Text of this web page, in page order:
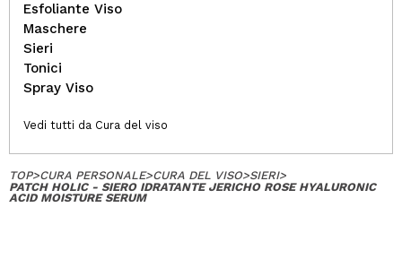
Esfoliante Viso
Maschere
Sieri
Tonici
Spray Viso
Vedi tutti da Cura del viso
TOP>CURA PERSONALE>CURA DEL VISO>SIERI>
PATCH HOLIC - SIERO IDRATANTE JERICHO ROSE HYALURONIC
ACID MOISTURE SERUM